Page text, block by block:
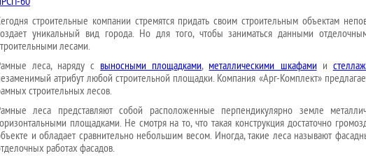
строительные компании стремятся придать своим строительным объектам
уникальный вид города. Но для того, чтобы заниматься данными
лесами.
леса, наряду с выносными площадками, металлическими шкафами и
атрибут любой строительной площадки. Компания «Арг-Комплект»
строительных лесов.
леса представляют собой расположенные перпендикулярно земле
площадками. Не смотря на то, что такая конструкция достаточно
и обладает сравнительно небольшим весом. Иногда, такие леса называют
работах фасадов.